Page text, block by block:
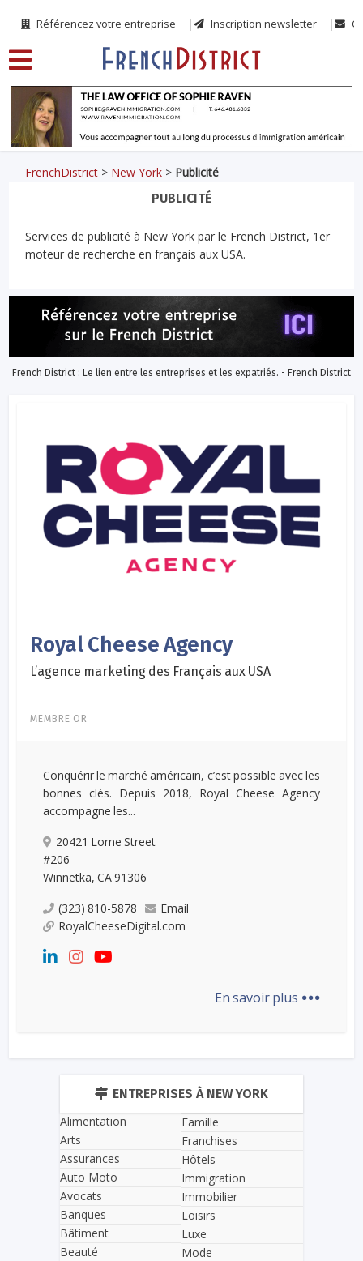
Référencez votre entreprise Inscription newsletter
FrenchDistrict > New York > Publicité
PUBLICITÉ
Services de publicité à New York par le French District, 1er
moteur de recherche en français aux USA.
French District : Le lien entre les entreprises et les expatriés. - French District
Royal Cheese Agency
L’agence marketing des Français aux USA
MEMBRE OR
Conquérir le marché américain, c’est possible avec les
bonnes clés. Depuis 2018, Royal Cheese Agency
accompagne les...
20421 Lorne Street
#206
Winnetka, CA 91306
(323) 810-5878
Email
RoyalCheeseDigital.com
En savoir plus ...
ENTREPRISES À NEW YORK
Alimentation
Arts
Assurances
Auto Moto
Avocats
Banques
Bâtiment
Beauté
Famille
Franchises
Hôtels
Immigration
Immobilier
Loisirs
Luxe
Mode